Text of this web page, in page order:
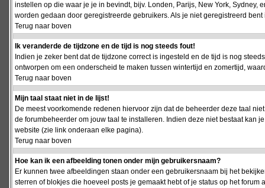
instellen op die waar je je in bevindt, bijv. Londen, Parijs, New York,
worden gedaan door geregistreerde gebruikers. Als je niet geregistreerd
Terug naar boven
Ik veranderde de tijdzone en de tijd is nog steeds fout!
Indien je zeker bent dat de tijdzone correct is ingesteld en de tijd is nog
ontworpen om een onderscheid te maken tussen wintertijd en zomertijd,
Terug naar boven
Mijn taal staat niet in de lijst!
De meest voorkomende redenen hiervoor zijn dat de beheerder deze taal
de forumbeheerder om jouw taal te installeren. Indien deze niet bestaat kan
website (zie link onderaan elke pagina).
Terug naar boven
Hoe kan ik een afbeelding tonen onder mijn gebruikersnaam?
Er kunnen twee afbeeldingen staan onder een gebruikersnaam bij het
sterren of blokjes die hoeveel posts je gemaakt hebt of je status op het